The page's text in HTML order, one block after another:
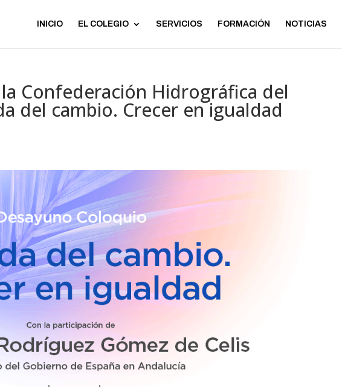
INICIO EL COLEGIO SERVICIOS FORMACIÓN NOTICIAS
Confederación Hidrográfica del
del cambio. Crecer en igualdad